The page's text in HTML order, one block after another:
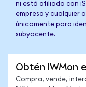
ni está afiliado con
empresa y cualquier
únicamente para
subyacente.
Obtén IWMon
Compra, vende,